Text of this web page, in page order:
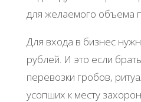
для желаемого объема
Для входа в бизнес
рублей. И это если
перевозки гробов,
усопших к месту